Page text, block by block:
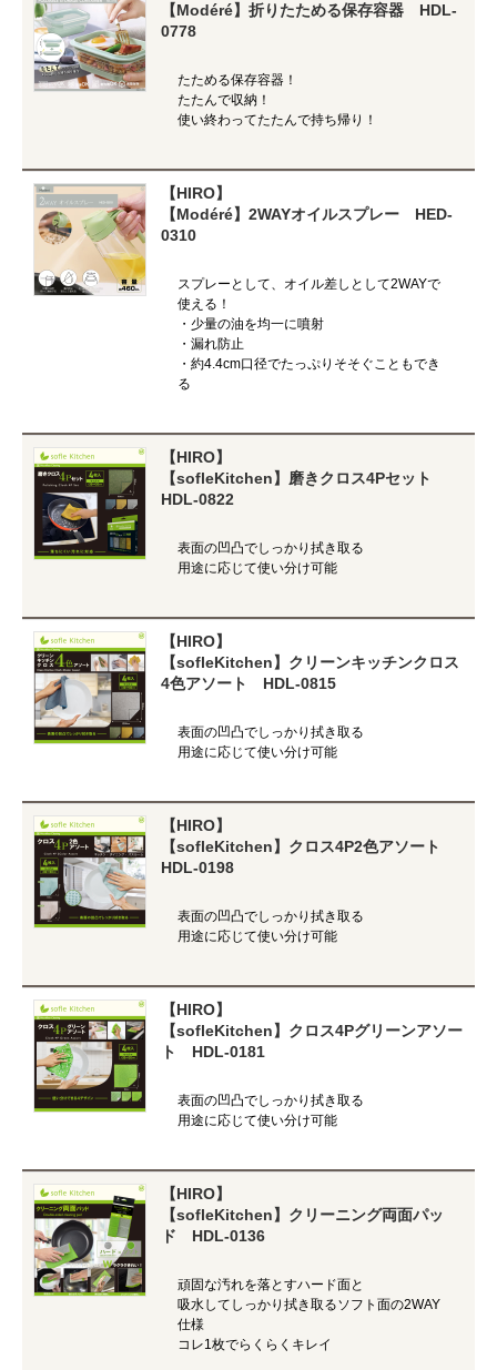
【Modéré】折りたためる保存容器 HDL-
0778
たためる保存容器！
たたんで収納！
使い終わってたたんで持ち帰り！
【HIRO】
【Modéré】2WAYオイルスプレー HED-
0310
スプレーとして、オイル差しとして2WAYで
使える！
・少量の油を均一に噴射
・漏れ防止
・約4.4cm口径でたっぷりそそぐこともでき
る
【HIRO】
【sofleKitchen】磨きクロス4Pセット
HDL-0822
表面の凹凸でしっかり拭き取る
用途に応じて使い分け可能
【HIRO】
【sofleKitchen】クリーンキッチンクロス
4色アソート HDL-0815
表面の凹凸でしっかり拭き取る
用途に応じて使い分け可能
【HIRO】
【sofleKitchen】クロス4P2色アソート
HDL-0198
表面の凹凸でしっかり拭き取る
用途に応じて使い分け可能
【HIRO】
【sofleKitchen】クロス4Pグリーンアソー
ト HDL-0181
表面の凹凸でしっかり拭き取る
用途に応じて使い分け可能
【HIRO】
【sofleKitchen】クリーニング両面パッ
ド HDL-0136
頑固な汚れを落とすハード面と
吸水してしっかり拭き取るソフト面の2WAY
仕様
コレ1枚でらくらくキレイ